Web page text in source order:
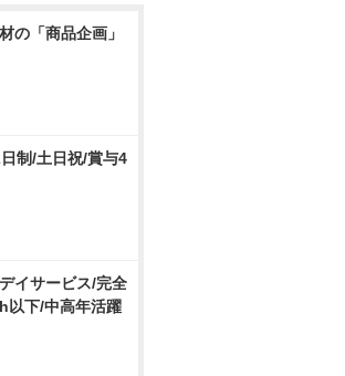
の「商品企画」
制/土日祝/賞与4
イサービス/完全
以下/中高年活躍